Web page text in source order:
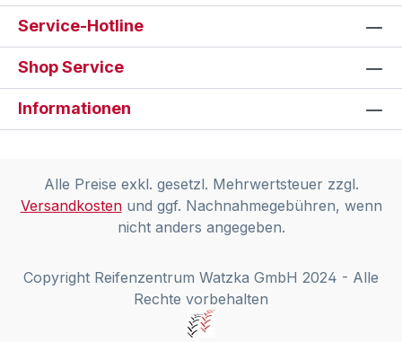
Service-Hotline
Shop Service
Informationen
Alle Preise exkl. gesetzl. Mehrwertsteuer zzgl.
Versandkostenund ggf. Nachnahmegebühren, wenn
nicht anders angegeben.
Copyright Reifenzentrum Watzka GmbH 2024 - Alle
Rechte vorbehalten